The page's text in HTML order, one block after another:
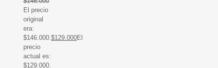
El precio
original
era:
$146.000. $129.000El
precio
actual es:
$129.000.